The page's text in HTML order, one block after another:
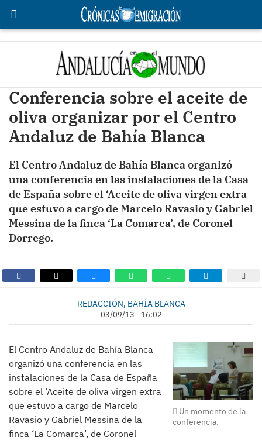
Conferencia sobre el aceite de
oliva organizar por el Centro
Andaluz de Bahía Blanca
El Centro Andaluz de Bahía Blanca organizó
una conferencia en las instalaciones de la Casa
de España sobre el ‘Aceite de oliva virgen extra
que estuvo a cargo de Marcelo Ravasio y Gabriel
Messina de la finca ‘La Comarca’, de Coronel
Dorrego.
REDACCIÓN, BAHÍA BLANCA
03/09/13 - 16:02
Un momento de la
conferencia.
El Centro Andaluz de Bahía Blanca
organizó una conferencia en las
instalaciones de la Casa de España
sobre el ‘Aceite de oliva virgen extra
que estuvo a cargo de Marcelo
Ravasio y Gabriel Messina de la
finca ‘La Comarca’, de Coronel